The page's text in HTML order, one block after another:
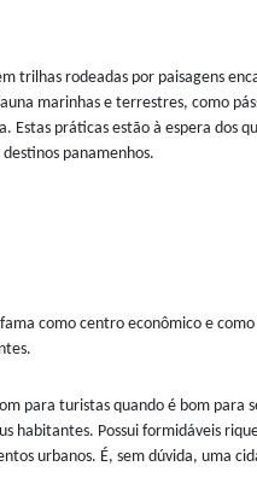
trilhas rodeadas por paisagens
marinhas e terrestres, como
Estas práticas estão à espera dos
panamenhos.
como centro econômico e
para turistas quando é bom para
habitantes. Possui formidáveis
urbanos. É, sem dúvida, uma